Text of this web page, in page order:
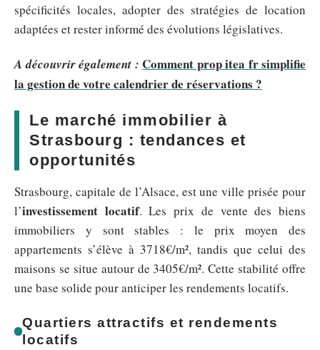
spécificités locales, adopter des stratégies de location
adaptées et rester informé des évolutions législatives.
A découvrir également : Comment prop itea fr simplifie
la gestion de votre calendrier de réservations ?
Le marché immobilier à
Strasbourg : tendances et
opportunités
Strasbourg, capitale de l’Alsace, est une ville prisée pour
l’investissement locatif. Les prix de vente des biens
immobiliers y sont stables : le prix moyen des
appartements s’élève à 3718€/m², tandis que celui des
maisons se situe autour de 3405€/m². Cette stabilité offre
une base solide pour anticiper les rendements locatifs.
Quartiers attractifs et rendements
locatifs